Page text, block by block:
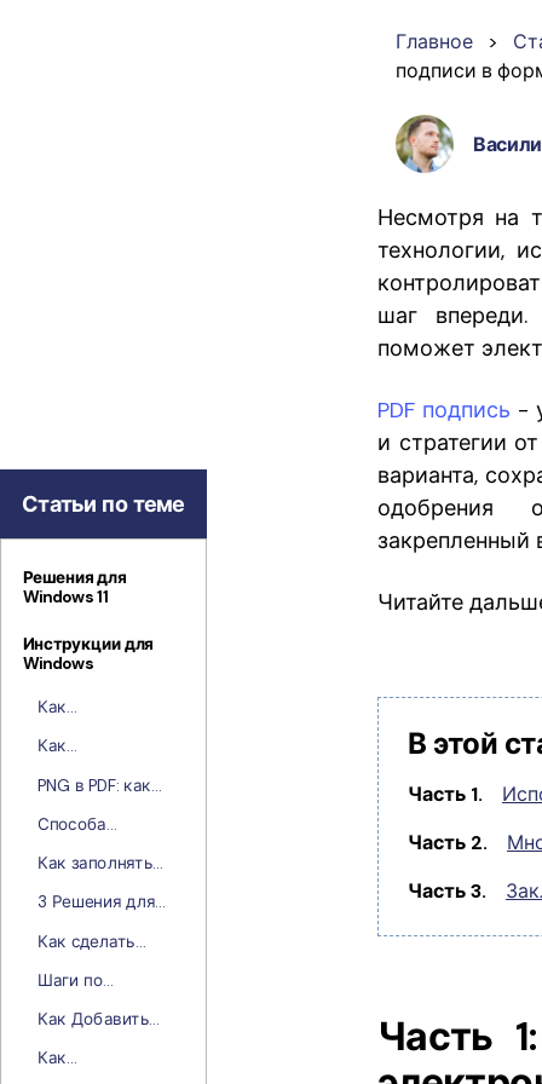
Статьи по теме
Решения для
Windows 11
Инструкции для
Windows
Как
Изображение в
PDF-файлы
Как
XML в PDF для
Windows
PNG в PDF: как
одно или
несколько
PNG в PDF
Способа
TIFF в PDF
Как заполнять
помощью
PDFelement
3 Решения для
DOCX в PDF
Как сделать
ссылки в PDF?
Шаги по
Страниц PDF в
Windows
Как Добавить
Как
Главное >
подписи в
Несмотря на
технологии,
шаг
поможет
PDF подпись -
и стратегии
варианта,
одобрения
закрепленный
Читайте
В этой
Часть 1.
Часть 2.
Часть 3.
Часть